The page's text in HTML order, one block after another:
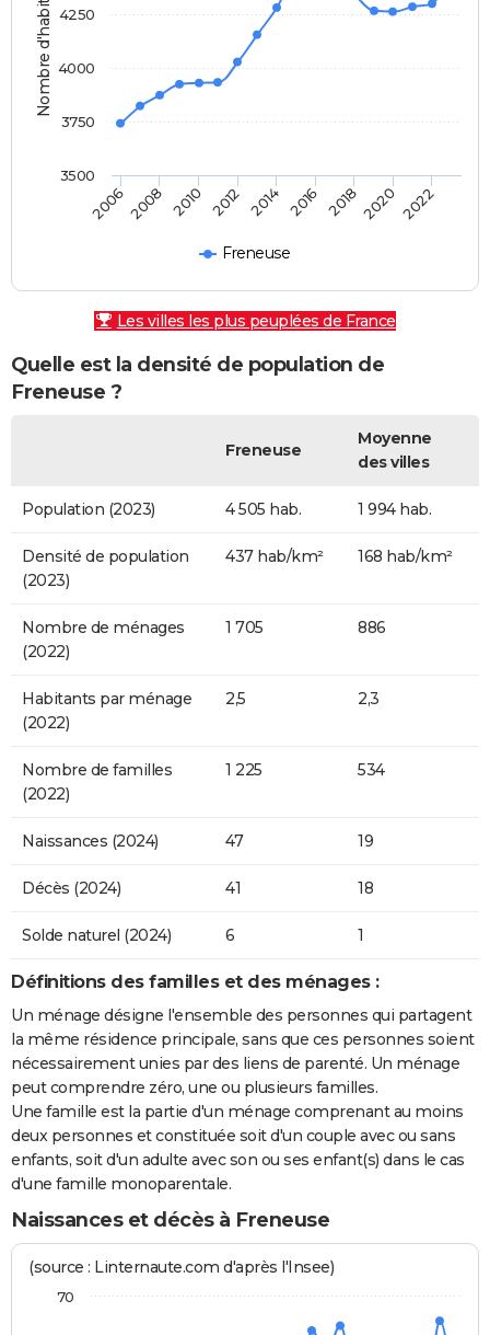
Nombre d'habitants
Freneuse
20062008 2010 2012 2014 2016 20182020 2022
3500
3750
4000
4250
Les villes les plus peuplées de France
Quelle est la densité de population de
Freneuse ?
Freneuse
Moyenne
des villes
Population (2023) 4 505 hab. 1 994 hab.
Densité de population
(2023)
437 hab/km² 168 hab/km²
Nombre de ménages
(2022)
1 705 886
Habitants par ménage
(2022)
2,5 2,3
Nombre de familles
(2022)
1 225 534
Naissances (2024) 47 19
Décès (2024) 41 18
Solde naturel (2024) 6 1
Définitions des familles et des ménages :
Un ménage désigne l'ensemble des personnes qui partagent
la même résidence principale, sans que ces personnes soient
nécessairement unies par des liens de parenté. Un ménage
peut comprendre zéro, une ou plusieurs familles.
Une famille est la partie d'un ménage comprenant au moins
deux personnes et constituée soit d'un couple avec ou sans
enfants, soit d'un adulte avec son ou ses enfant(s) dans le cas
d'une famille monoparentale.
Naissances et décès à Freneuse
(source : Linternaute.com d'après l'Insee)
70